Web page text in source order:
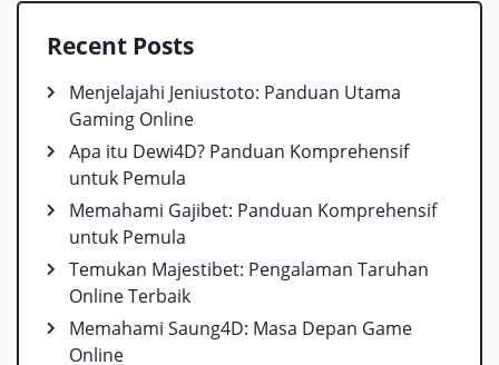
Recent Posts
Menjelajahi Jeniustoto: Panduan Utama
Gaming Online
Apa itu Dewi4D? Panduan Komprehensif
untuk Pemula
Memahami Gajibet: Panduan Komprehensif
untuk Pemula
Temukan Majestibet: Pengalaman Taruhan
Online Terbaik
Memahami Saung4D: Masa Depan Game
Online